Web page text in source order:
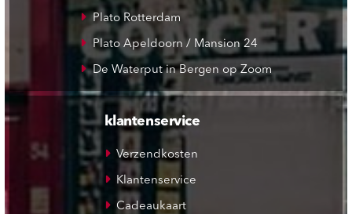
Plato Rotterdam
Plato Apeldoorn / Mansion 24
De Waterput in Bergen op Zoom
klantenservice
Verzendkosten
Klantenservice
Cadeaukaart